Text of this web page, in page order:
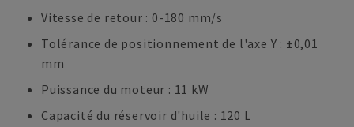
Vitesse de retour : 0-180 mm/s
Tolérance de positionnement de l'axe Y : ±0,01
mm
Puissance du moteur : 11 kW
Capacité du réservoir d'huile : 120 L